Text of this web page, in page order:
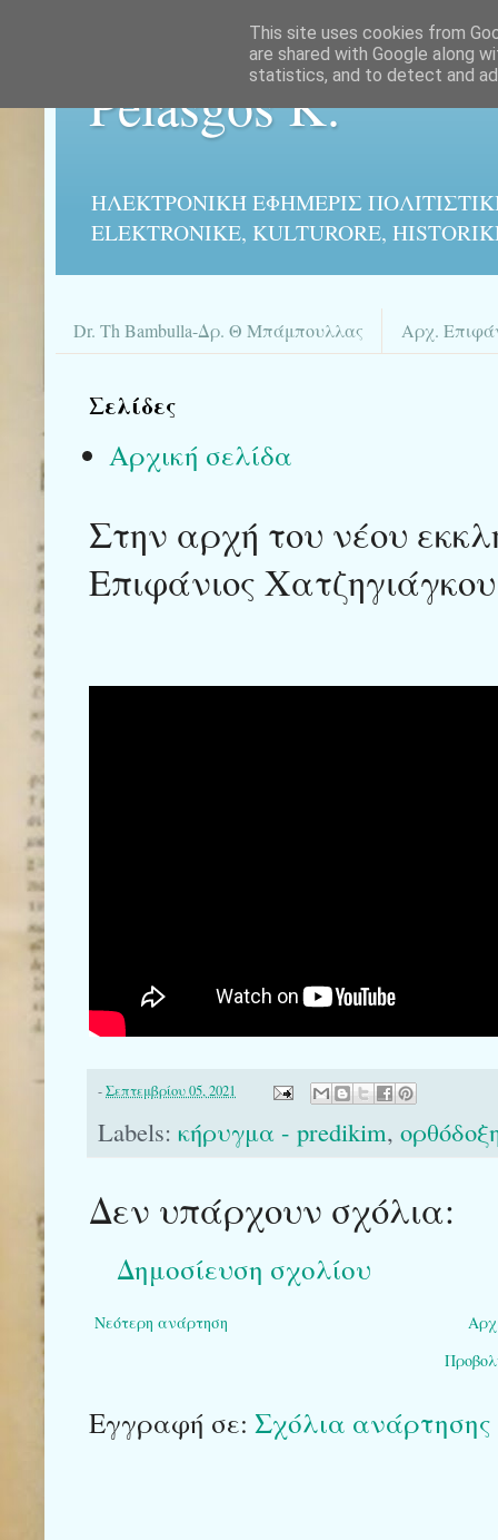
Pelasgos K.
ΗΛΕΚΤΡΟΝΙΚΉ ΕΦΗΜΕΡΙΣ
ELEKTRONIKE, KULTURORE,
Dr. Th Bambulla-Δρ. Θ Μπάμπουλλας Αρχ.
Σελίδες
Αρχική σελίδα
Στην αρχή του νέου
Επιφάνιος
-Σεπτεμβρίου 05, 2021
Labels: κήρυγμα - predikim,
Δεν υπάρχουν σχόλια:
Δημοσίευση σχολίου
Νεότερη ανάρτηση
Εγγραφή σε: Σχόλια
This site uses cookies from
are shared with Google along
statistics, and to detect and